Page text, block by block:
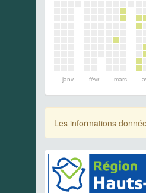
janv. févr. mars
Les informations